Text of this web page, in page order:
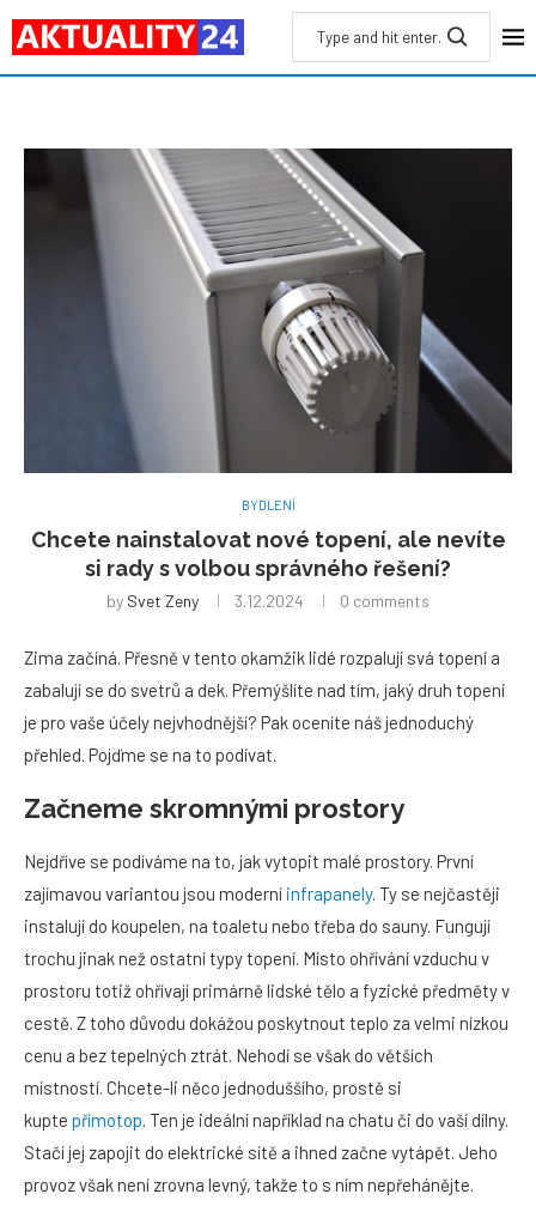
BYDLENÍ
Chcete nainstalovat nové topení, ale nevíte
si rady s volbou správného řešení?
by Svet Zeny 3.12.2024 0 comments
Zima začíná. Přesně v tento okamžik lidé rozpalují svá topení a
zabalují se do svetrů a dek. Přemýšlíte nad tím, jaký druh topení
je pro vaše účely nejvhodnější? Pak oceníte náš jednoduchý
přehled. Pojďme se na to podívat.
Začneme skromnými prostory
Nejdříve se podíváme na to, jak vytopit malé prostory. První
zajímavou variantou jsou moderní infrapanely. Ty se nejčastěji
instalují do koupelen, na toaletu nebo třeba do sauny. Fungují
trochu jinak než ostatní typy topení. Místo ohřívání vzduchu v
prostoru totiž ohřívají primárně lidské tělo a fyzické předměty v
cestě. Z toho důvodu dokážou poskytnout teplo za velmi nízkou
cenu a bez tepelných ztrát. Nehodí se však do větších
místností. Chcete-li něco jednoduššího, prostě si
kupte přímotop . Ten je ideální například na chatu či do vaší dílny.
Stačí jej zapojit do elektrické sítě a ihned začne vytápět. Jeho
provoz však není zrovna levný, takže to s ním nepřehánějte.